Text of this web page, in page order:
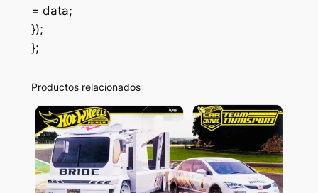
= data;
});
};
Productos relacionados